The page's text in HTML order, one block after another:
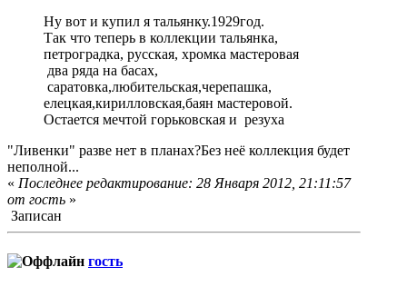
Ну вот и купил я тальянку.1929год.
Так что теперь в коллекции тальянка,
петроградка, русская, хромка мастеровая
два ряда на басах,
саратовка,любительская,черепашка,
елецкая,кирилловская,баян мастеровой.
Остается мечтой горьковская и резуха
"Ливенки" разве нет в планах?Без неё коллекция будет
неполной...
« Последнее редактирование: 28 Января 2012, 21:11:57
от гость »
Записан
гость